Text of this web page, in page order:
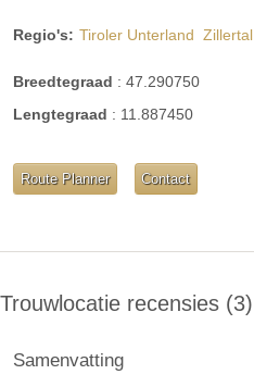
Regio's: Tiroler Unterland Zillertal
Breedtegraad : 47.290750
Lengtegraad : 11.887450
Route Planner Contact
Trouwlocatie recensies 3
Samenvatting